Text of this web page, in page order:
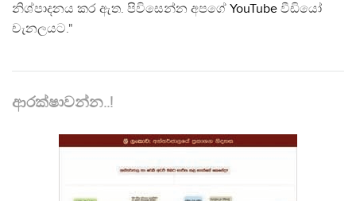
නිශ්පාදනය කර ඇත. පිවිසෙන්න අපගේ YouTube වීඩියෝ
චැනලයට."
ආරක්ෂාවන්න..!